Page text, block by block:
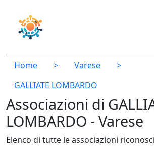
Home > Varese
>
GALLIATE LOMBARDO
Associazioni di
LOMBARDO - Varese
Elenco di tutte le associazioni